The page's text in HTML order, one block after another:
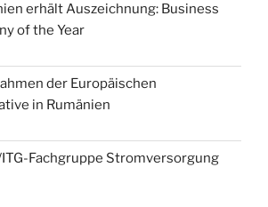
erhält Auszeichnung: Business
of the Year
der Europäischen
in Rumänien
Fachgruppe Stromversorgung